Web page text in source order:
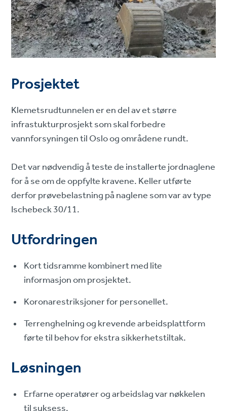
Prosjektet
Klemetsrudtunnelen er en del av et større
infrastukturprosjekt som skal forbedre
vannforsyningen til Oslo og områdene rundt.
Det var nødvendig å teste de installerte jordnaglene
for å se om de oppfylte kravene. Keller utførte
derfor prøvebelastning på naglene som var av type
Ischebeck 30/11.
Utfordringen
Kort tidsramme kombinert med lite
informasjon om prosjektet.
Koronarestriksjoner for personellet.
Terrenghelning og krevende arbeidsplattform
førte til behov for ekstra sikkerhetstiltak.
Løsningen
Erfarne operatører og arbeidslag var nøkkelen